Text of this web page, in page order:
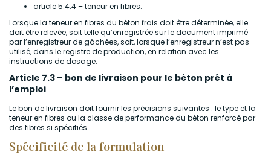
article 5.4.4 – teneur en fibres.
Lorsque la teneur en fibres du béton frais doit être déterminée, elle
doit être relevée, soit telle qu’enregistrée sur le document imprimé
par l’enregistreur de gâchées, soit, lorsque l’enregistreur n’est pas
utilisé, dans le registre de production, en relation avec les
instructions de dosage.
Article 7.3 – bon de livraison pour le béton prêt à
l’emploi
Le bon de livraison doit fournir les précisions suivantes : le type et la
teneur en fibres ou la classe de performance du béton renforcé par
des fibres si spécifiés.
Spécificité de la formulation